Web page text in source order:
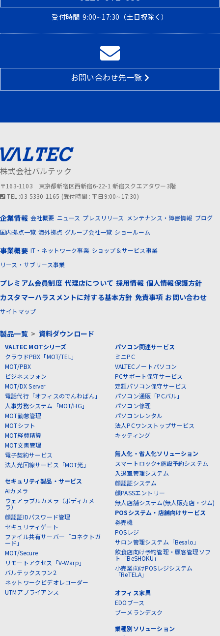
受付時間 9:00∼17:30（土日祝除く）
お問い合わせ先一覧
株式会社バルテック
〒163-1103 東京都新宿区西新宿6-22-1 新宿スクエアタワー3階
TEL :03-5330-1165 (受付時間 : 平日9:00∼17:30)
企業情報 会社概要 ニュース プレスリリース メンテナンス・障害情報 ブログ
国内拠点一覧 海外拠点 グループ会社一覧 ショールーム
事業概要 IT・ネットワーク事業 ショップ＆サービス事業
リース・サブリース事業
プレミアム会員制度 代理店について 採用情報 個人情報保護方針
カスタマーハラスメントに対する基本方針 免責事項 お問い合わせ
サイトマップ
製品一覧> 資料ダウンロード
VALTEC MOTシリーズ
クラウドPBX「MOT/TEL」
MOT/PBX
ビジネスフォン
MOT/DX Server
電話代行「オフィスのでんわばん」
人事労務システム「MOT/HG」
MOT勤怠管理
MOTシフト
MOT経費精算
MOT文書管理
電子契約サービス
法人光回線サービス「MOT光」
セキュリティ製品・サービス
AIカメラ
ウェアラブルカメラ（ボディカメ
ラ）
顔認証IDパスワード管理
セキュリティゲート
ファイル共有サーバー「コネクトガ
ード」
MOT/Secure
リモートアクセス「V-Warp」
バルテックスワン2
ネットワークビデオレコーダー
UTMアプライアンス
パソコン関連サービス
ミニPC
VALTECノートパソコン
PCサポート保守サービス
定額パソコン保守サービス
パソコン通販「PCバル」
パソコン修理
パソコンレンタル
法人PCワンストップサービス
キッティング
無人化・省人化ソリューション
スマートロック+施設予約システム
入退室管理システム
顔認証システム
顔PASSエントリー
無人店舗システム(無人販売店・ジム)
POSシステム・店舗向けサービス
券売機
POSレジ
サロン管理システム「Besalo」
飲食店向け予約管理・顧客管理ソフ
ト「BeSHOKU」
小売業向けPOSレジシステム
「ReTELA」
オフィス家具
EDOブース
ブーメランデスク
業種別ソリューション